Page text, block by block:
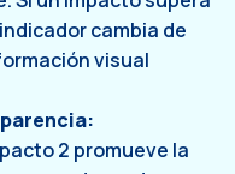
cambia de
visual
2 promueve la